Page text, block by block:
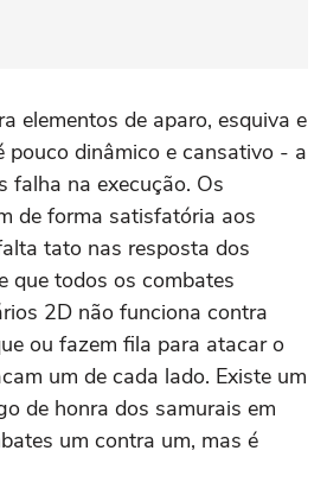
elementos de aparo, esquiva e
pouco dinâmico e cansativo - a
falha na execução. Os
de forma satisfatória aos
tato nas resposta dos
que todos os combates
2D não funciona contra
ou fazem fila para atacar o
um de cada lado. Existe um
de honra dos samurais em
um contra um, mas é